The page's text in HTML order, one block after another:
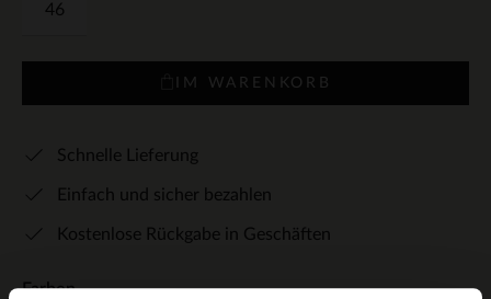
46
IM WARENKORB
Schnelle Lieferung
Einfach und sicher bezahlen
Kostenlose Rückgabe in Geschäften
Farben